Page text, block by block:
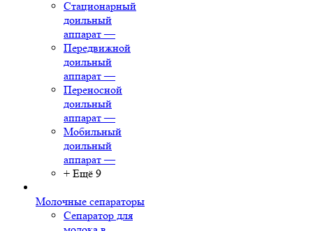
Стационарный
доильный
аппарат —
Передвижной
доильный
аппарат —
Переносной
доильный
аппарат —
Мобильный
доильный
аппарат —
+ Ещё 9
Молочные сепараторы
Сепаратор для